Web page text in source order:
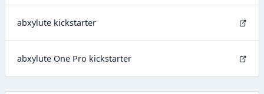
abxylute kickstarter
abxylute One Pro kickstarter